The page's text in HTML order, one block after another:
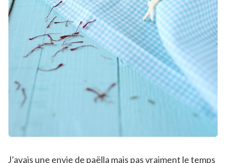
J’avais une envie de paëlla mais pas vraiment le temps